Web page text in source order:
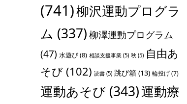
(741)柳沢運動プログラ
ム (337)柳澤運動プログラム
(47) 水遊び(8) 相談支援事業 (5) 秋 (5) 自由あ
そび (102) 読書 (5) 跳び箱 (13) 輪投げ(7)
運動あそび (343)運動療